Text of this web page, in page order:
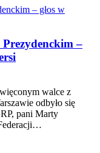
–
walce z
odbyło się
pani Marty